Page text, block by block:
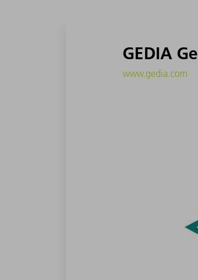
GEDIA
www.gedia.com